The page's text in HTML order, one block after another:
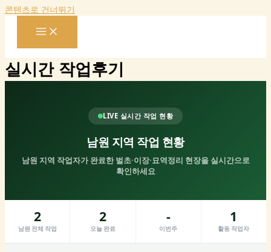
콘텐츠로 건너뛰기
실시간 작업후기
LIVE 실시간 작업 현황
남원 지역 작업 현황
남원 지역 작업자가 완료한 벌초·이장·묘역정리 현장을 실시간으로
확인하세요
2
남원 전체 작업
2
오늘 완료
-
이번주
1
활동 작업자